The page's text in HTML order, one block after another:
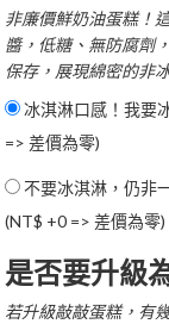
非廉價鮮奶油蛋糕！
醬，低糖、無防腐劑
保存，展現綿密的非
冰淇淋口感！我要
=> 差價為零)
不要冰淇淋，仍非
(NT$ +0 => 差價為零)
是否要升級
若升級敲敲蛋糕，有